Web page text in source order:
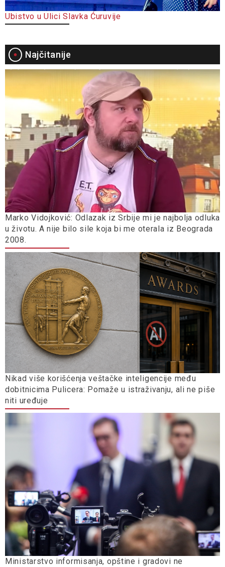
Ubistvo u Ulici Slavka Ćuruvije
Najčitanije
Marko Vidojković: Odlazak iz Srbije mi je najbolja odluka
u životu. A nije bilo sile koja bi me oterala iz Beograda
2008.
Nikad više korišćenja veštačke inteligencije među
dobitnicima Pulicera: Pomaže u istraživanju, ali ne piše
niti uređuje
Ministarstvo informisanja, opštine i gradovi ne